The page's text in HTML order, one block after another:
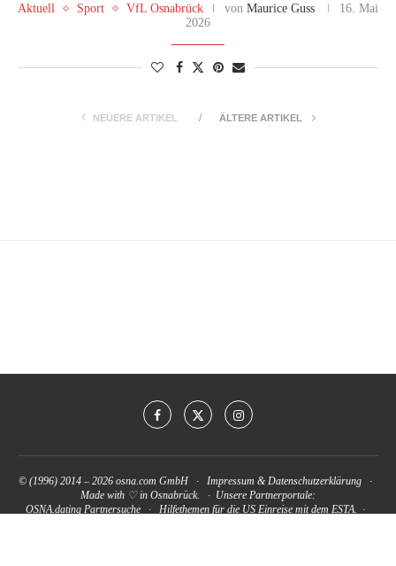
Aktuell Sport VfL Osnabrück von Maurice Guss
16. Mai
2026
NEUERE ARTIKEL ÄLTERE ARTIKEL
© (1996) 2014 – 2026 osna.com GmbH · Impressum & Datenschutzerklärung ·
Made with ♡ in Osnabrück. · Unsere Partnerportale:
OSNA.dating Partnersuche · Hilfethemen für die US Einreise mit dem ESTA. ·